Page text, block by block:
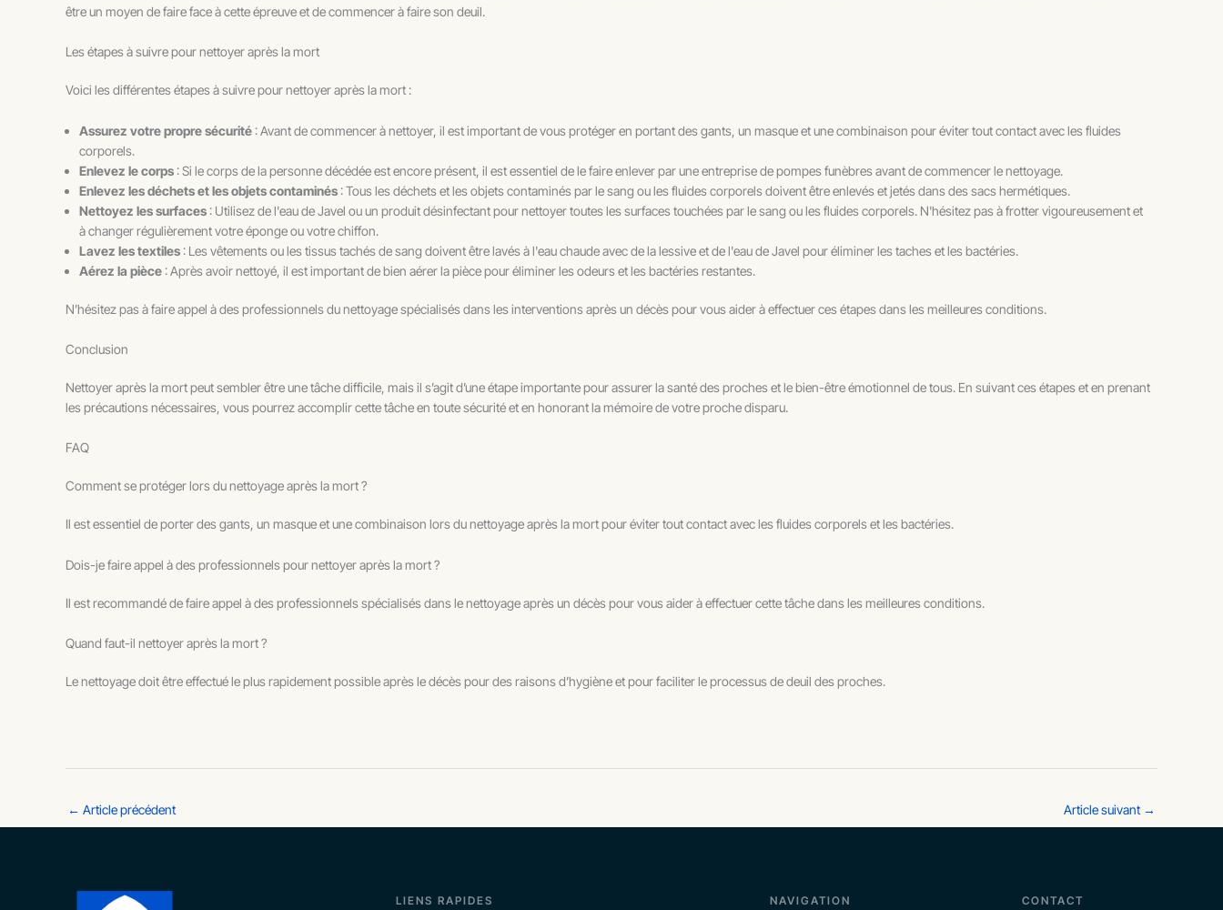
être un moyen de faire face à cette épreuve et de commencer à faire son deuil.
Les étapes à suivre pour nettoyer après la mort
Voici les différentes étapes à suivre pour nettoyer après la mort :
Assurez votre propre sécurité : Avant de commencer à nettoyer, il est important de vous protéger en portant des gants, un masque et une combinaison pour éviter tout contact avec les fluides
corporels.
Enlevez le corps : Si le corps de la personne décédée est encore présent, il est essentiel de le faire enlever par une entreprise de pompes funèbres avant de commencer le nettoyage.
Enlevez les déchets et les objets contaminés : Tous les déchets et les objets contaminés par le sang ou les fluides corporels doivent être enlevés et jetés dans des sacs hermétiques.
Nettoyez les surfaces : Utilisez de l'eau de Javel ou un produit désinfectant pour nettoyer toutes les surfaces touchées par le sang ou les fluides corporels. N'hésitez pas à frotter vigoureusement et
à changer régulièrement votre éponge ou votre chiffon.
Lavez les textiles : Les vêtements ou les tissus tachés de sang doivent être lavés à l'eau chaude avec de la lessive et de l'eau de Javel pour éliminer les taches et les bactéries.
Aérez la pièce : Après avoir nettoyé, il est important de bien aérer la pièce pour éliminer les odeurs et les bactéries restantes.
N’hésitez pas à faire appel à des professionnels du nettoyage spécialisés dans les interventions après un décès pour vous aider à effectuer ces étapes dans les meilleures conditions.
Conclusion
Nettoyer après la mort peut sembler être une tâche difficile, mais il s’agit d’une étape importante pour assurer la santé des proches et le bien-être émotionnel de tous. En suivant ces étapes et en prenant
les précautions nécessaires, vous pourrez accomplir cette tâche en toute sécurité et en honorant la mémoire de votre proche disparu.
FAQ
Comment se protéger lors du nettoyage après la mort ?
Il est essentiel de porter des gants, un masque et une combinaison lors du nettoyage après la mort pour éviter tout contact avec les fluides corporels et les bactéries.
Dois-je faire appel à des professionnels pour nettoyer après la mort ?
Il est recommandé de faire appel à des professionnels spécialisés dans le nettoyage après un décès pour vous aider à effectuer cette tâche dans les meilleures conditions.
Quand faut-il nettoyer après la mort ?
Le nettoyage doit être effectué le plus rapidement possible après le décès pour des raisons d’hygiène et pour faciliter le processus de deuil des proches.
← Article précédent Article suivant →
LIENS RAPIDES NAVIGATION CONTACT